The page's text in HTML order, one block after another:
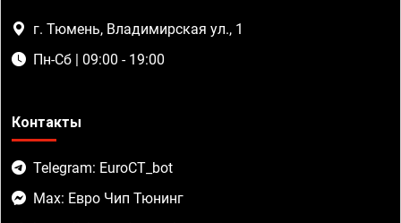
г. Тюмень, Владимирская ул., 1
Пн-Сб | 09:00 - 19:00
Контакты
Telegram: EuroCT_bot
Max: Евро Чип Тюнинг